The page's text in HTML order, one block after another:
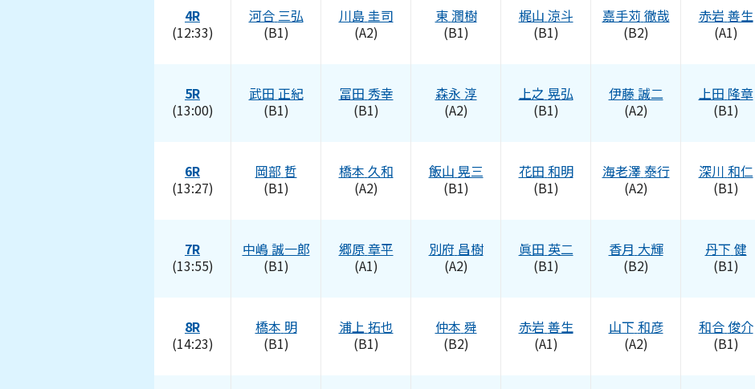
4R
(12:33)
河合 三弘
(B1)
川島圭司
(A2)
東潤樹
(B1)
梶山 涼斗
(B1)
嘉手苅 徹哉
(B2)
赤岩善生
(A1)
5R
(13:00)
武田 正紀
(B1)
冨田 秀幸
(B1)
森永 淳
(A2)
上之 晃弘
(B1)
伊藤誠二
(A2)
上田 隆章
(B1)
6R
(13:27)
岡部 哲
(B1)
橋本 久和
(A2)
飯山 晃三
(B1)
花田 和明
(B1)
海老澤泰行
(A2)
深川 和仁
(B1)
7R
(13:55)
中嶋誠一郎
(B1)
郷原章平
(A1)
別府 昌樹
(A2)
眞田 英二
(B1)
香月 大輝
(B2)
丹下 健
(B1)
8R
(14:23)
橋本 明
(B1)
浦上 拓也
(B1)
仲本 舜
(B2)
赤岩善生
(A1)
山下 和彦
(A2)
和合俊介
(B1)